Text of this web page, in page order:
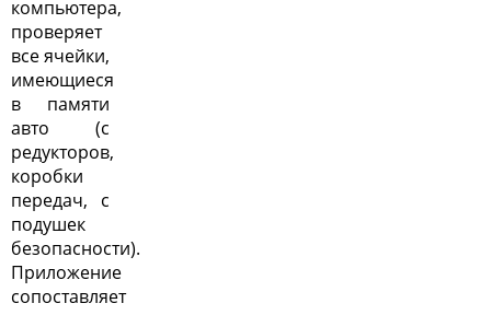
компьютера,
проверяет
все ячейки,
имеющиеся
в памяти
авто (с
редукторов,
коробки
передач, с
подушек
безопасности).
Приложение
сопоставляет